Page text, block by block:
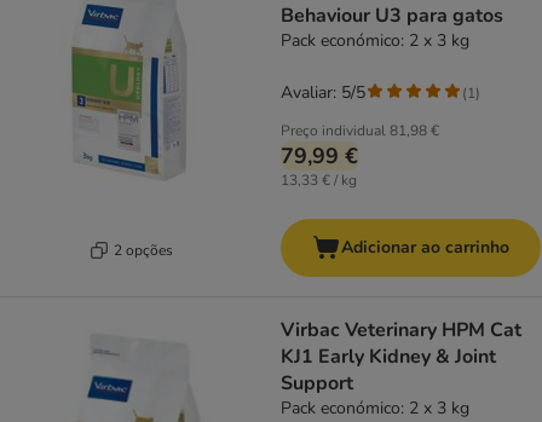
2 opções
Behaviour U3 para gatos
Pack económico: 2 x 3 kg
Preço individual81,98 €
79,99 €
13,33 € / kg
Avaliar: 5/5 (1)
Adicionar ao carrinho
Virbac Veterinary HPM Cat
KJ1 Early Kidney & Joint
Support
Pack económico: 2 x 3 kg